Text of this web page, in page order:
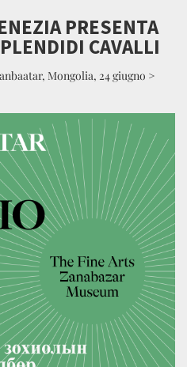
PRESENTA
CAVALLI
Mongolia, 24 giugno >